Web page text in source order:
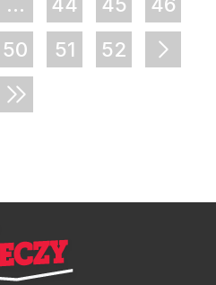
... 44 45
46
50 51 52